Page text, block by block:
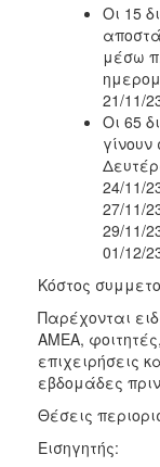
Οι 15
μέσω
21/11/
Οι 65
24/11/
27/11/
29/11/
01/12/
Κόστος
Παρέχονται
AMEA,
επιχειρήσεις
εβδομάδες
Θέσεις
Εισηγητής: